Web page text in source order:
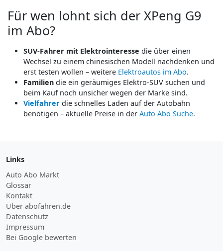
Für wen lohnt sich der XPeng G9
im Abo?
SUV-Fahrer mit Elektrointeresse die über einen
Wechsel zu einem chinesischen Modell nachdenken und
erst testen wollen – weitere Elektroautos im Abo.
Familien die ein geräumiges Elektro-SUV suchen und
beim Kauf noch unsicher wegen der Marke sind.
Vielfahrer die schnelles Laden auf der Autobahn
benötigen – aktuelle Preise in der Auto Abo Suche.
Links
Auto Abo Markt
Glossar
Kontakt
Über abofahren.de
Datenschutz
Impressum
Bei Google bewerten